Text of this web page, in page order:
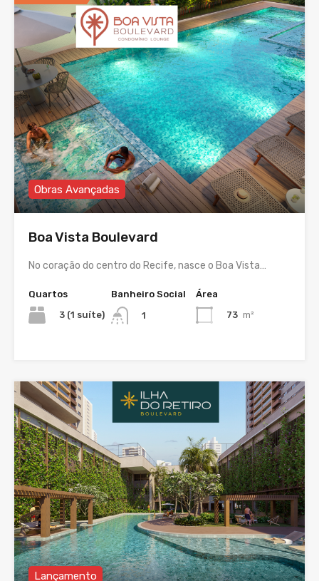
Obras Avançadas
Boa Vista Boulevard
No coração do centro do Recife, nasce o Boa Vista…
Quartos
3 (1 suíte)
Banheiro Social
1
Área
73 m²
Lançamento